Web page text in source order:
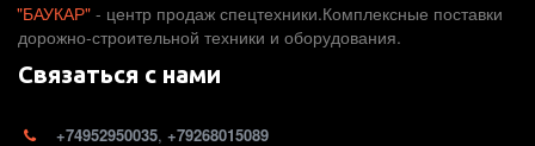
"БАУКАР" - центр продаж спецтехники.Комплексные поставки
дорожно-строительной техники и оборудования.
Связаться с нами
+74952950035, +79268015089